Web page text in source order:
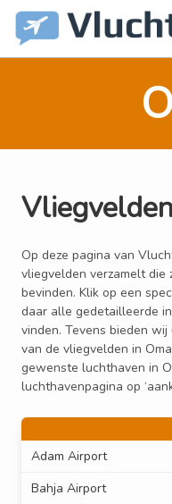
Op deze pagina van
vliegvelden verzamelt die
bevinden. Klik op een
daar alle gedetailleerde
vinden. Tevens bieden
van de vliegvelden in
gewenste luchthaven in
luchthavenpagina op
Adam Airport
Bahja Airport